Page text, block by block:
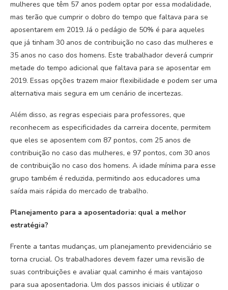
mulheres que têm 57 anos podem optar por essa modalidade,
mas terão que cumprir o dobro do tempo que faltava para se
aposentarem em 2019. Já o pedágio de 50% é para aqueles
que já tinham 30 anos de contribuição no caso das mulheres e
35 anos no caso dos homens. Este trabalhador deverá cumprir
metade do tempo adicional que faltava para se aposentar em
2019. Essas opções trazem maior flexibilidade e podem ser uma
alternativa mais segura em um cenário de incertezas.
Além disso, as regras especiais para professores, que
reconhecem as especificidades da carreira docente, permitem
que eles se aposentem com 87 pontos, com 25 anos de
contribuição no caso das mulheres, e 97 pontos, com 30 anos
de contribuição no caso dos homens. A idade mínima para esse
grupo também é reduzida, permitindo aos educadores uma
saída mais rápida do mercado de trabalho.
Planejamento para a aposentadoria: qual a melhor
estratégia?
Frente a tantas mudanças, um planejamento previdenciário se
torna crucial. Os trabalhadores devem fazer uma revisão de
suas contribuições e avaliar qual caminho é mais vantajoso
para sua aposentadoria. Um dos passos iniciais é utilizar o